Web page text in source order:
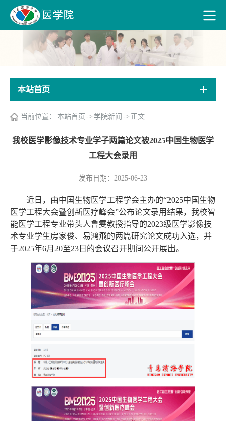
本站首页
当前位置： 本站首页 -> 学院新闻 -> 正文
我校医学影像技术专业学子两篇论文被2025中国生物医学
工程大会录用
发布日期：2025-06-23
近日，由中国生物医学工程学会主办的“2025中国生物
医学工程大会暨创新医疗峰会”公布论文录用结果，我校智
能医学工程专业带头人鲁雯教授指导的2023级医学影像技
术专业学生房家俊、易鸿飛的两篇研究论文成功入选，并
于2025年6月20至23日的会议召开期间公开展出。